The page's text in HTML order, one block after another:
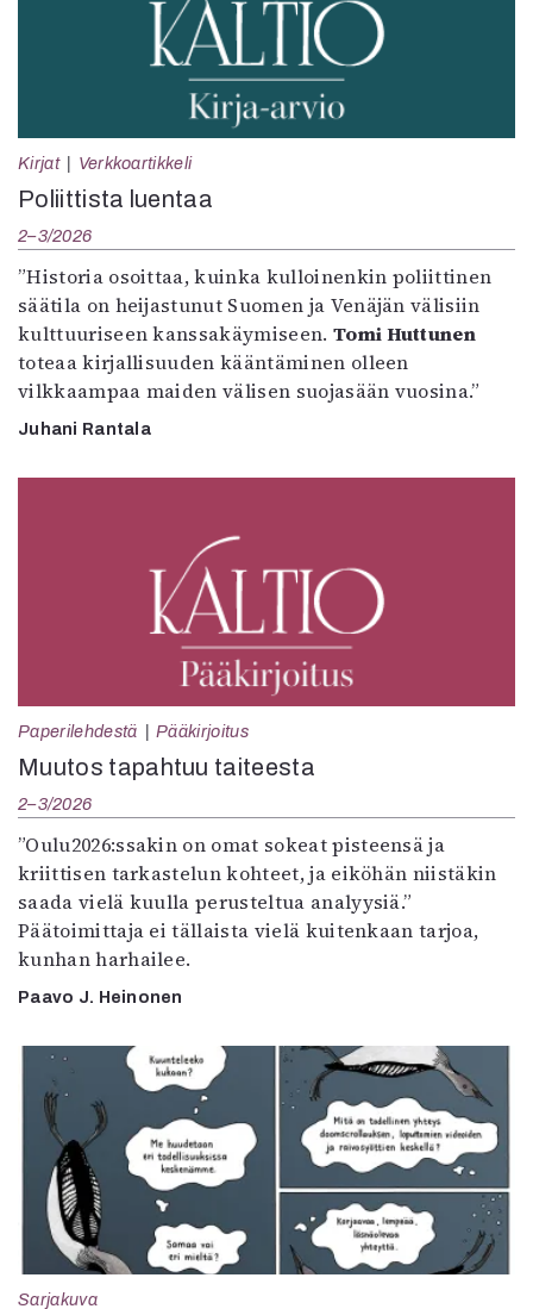
Kirjat Verkkoartikkeli
Poliittista luentaa
2–3/2026
”Historia osoittaa, kuinka kulloinenkin poliittinen
säätila on heijastunut Suomen ja Venäjän välisiin
kulttuuriseen kanssakäymiseen. Tomi Huttunen
toteaa kirjallisuuden kääntäminen olleen
vilkkaampaa maiden välisen suojasään vuosina.”
Juhani Rantala
Paperilehdestä Pääkirjoitus
Muutos tapahtuu taiteesta
2–3/2026
”Oulu2026:ssakin on omat sokeat pisteensä ja
kriittisen tarkastelun kohteet, ja eiköhän niistäkin
saada vielä kuulla perusteltua analyysiä.”
Päätoimittaja ei tällaista vielä kuitenkaan tarjoa,
kunhan harhailee.
Paavo J. Heinonen
Sarjakuva